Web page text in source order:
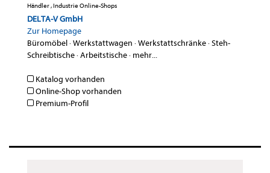
Händler , Industrie Online-Shops
DELTA-V GmbH
Zur Homepage
Büromöbel·Werkstattwagen ·Werkstattschränke·Steh-
Schreibtische·Arbeitstische· mehr...
Katalog vorhanden
Online-Shop vorhanden
Premium-Profil